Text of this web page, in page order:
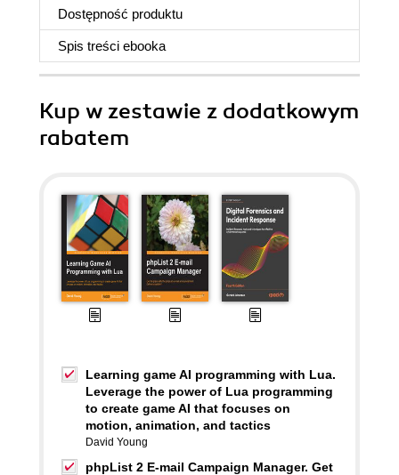
Dostępność produktu
Spis treści ebooka
Kup w zestawie z dodatkowym
rabatem
Learning game AI programming with Lua.
Leverage the power of Lua programming
to create game AI that focuses on
motion, animation, and tactics
David Young
phpList 2 E-mail Campaign Manager. Get